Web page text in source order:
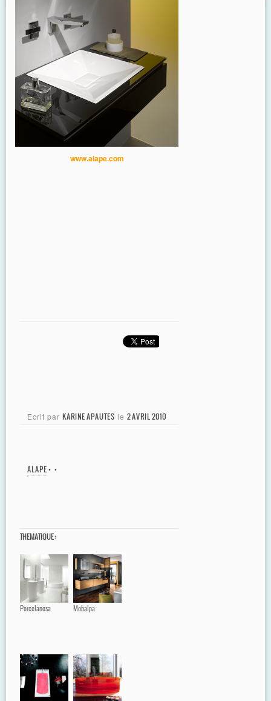
www.alape.com
Ecrit par KARINE APAUTES le 2 AVRIL 2010
ALAPE• •
THEMATIQUE :
Porcelanosa Mobalpa